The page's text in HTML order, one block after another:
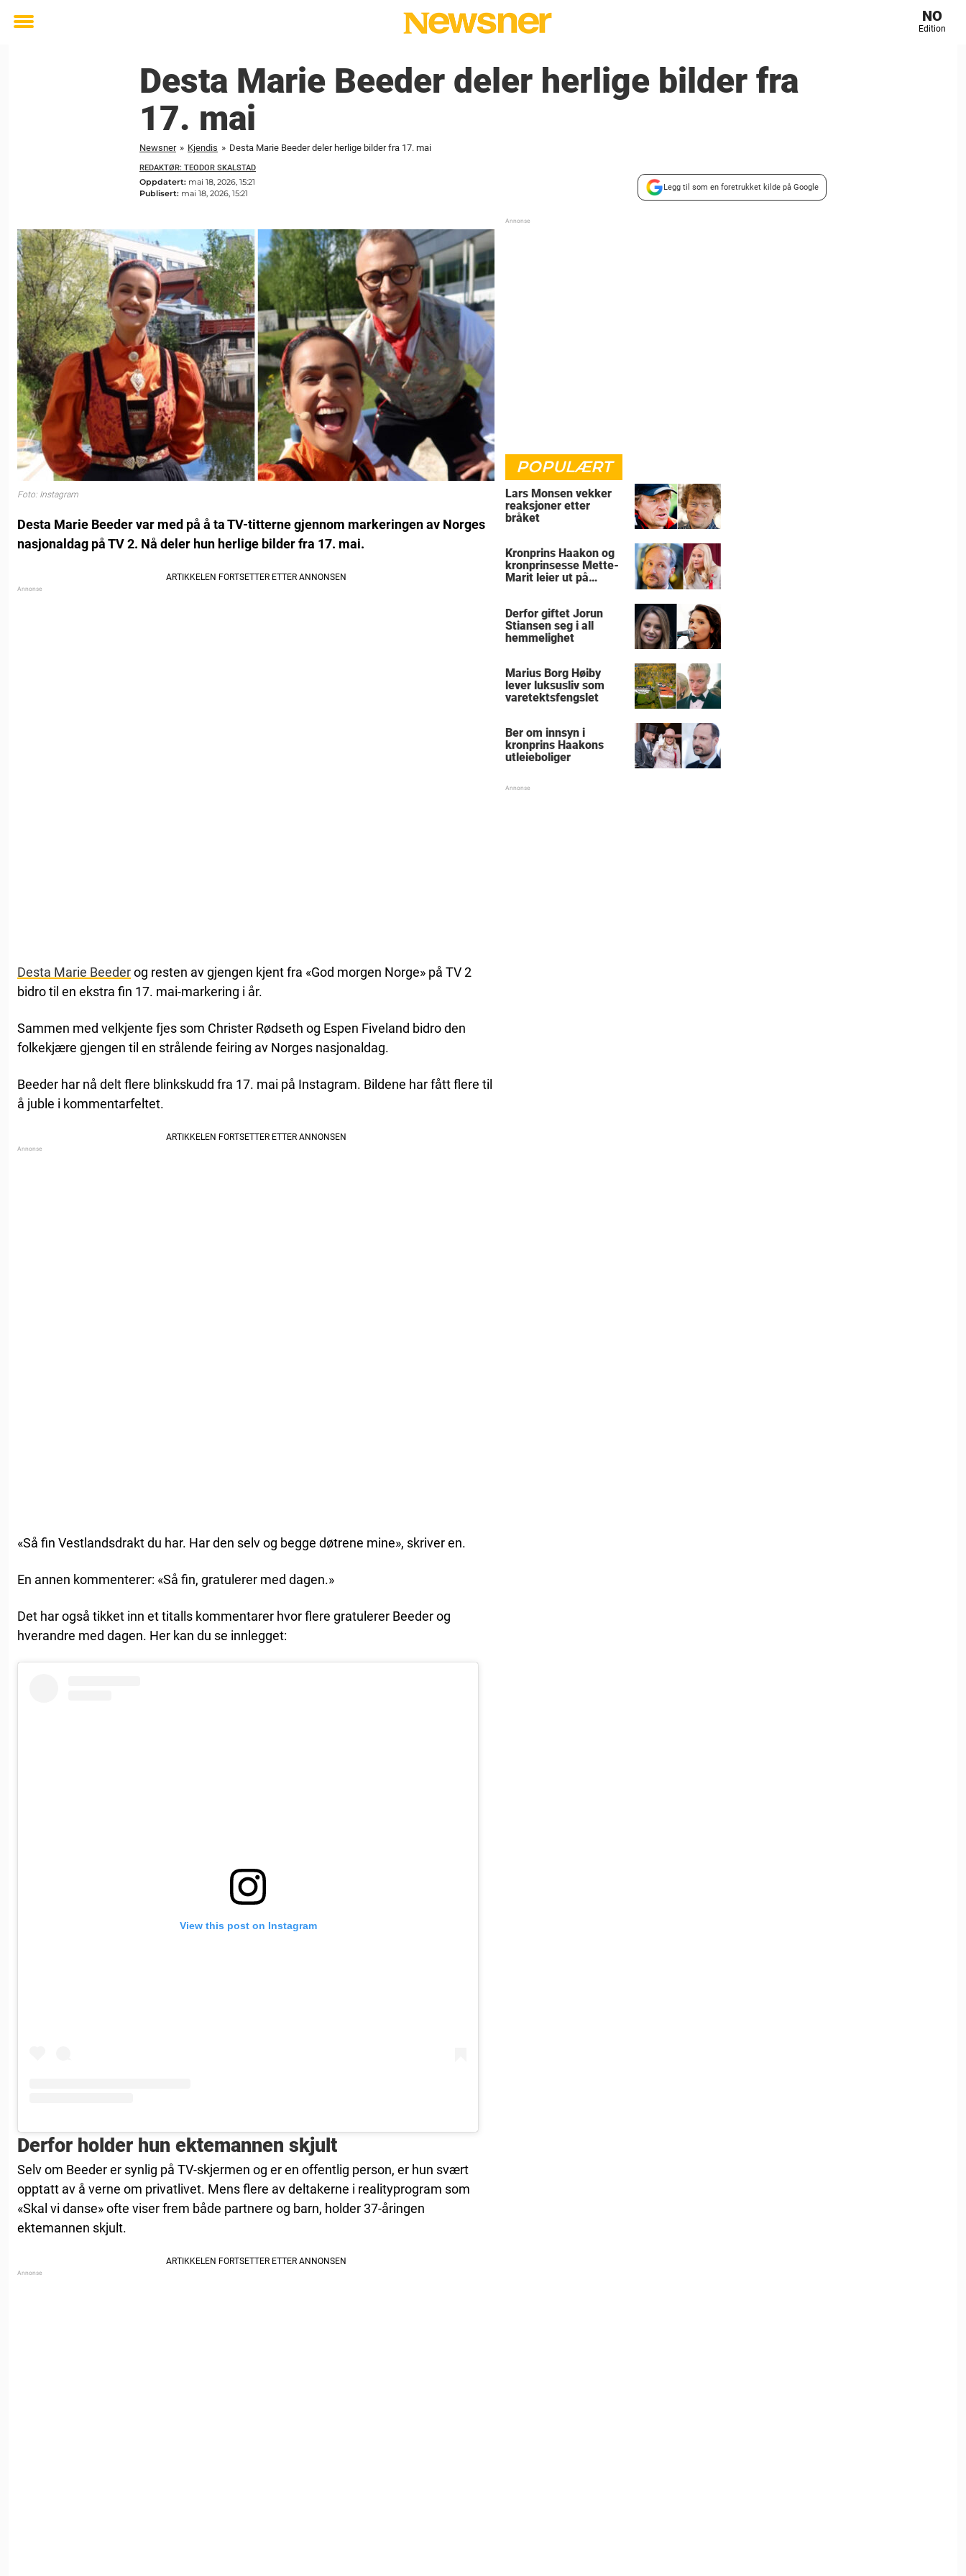
Toggle
NO
Edition
Desta Marie Beeder deler herlige bilder fra
17. mai
Newsner » Kjendis » Desta Marie Beeder deler herlige bilder fra 17. mai
REDAKTØR: TEODOR SKALSTAD
Oppdatert: mai 18, 2026, 15:21
Publisert: mai 18, 2026, 15:21
Legg til som en foretrukket kilde på Google
Foto: Instagram
Desta Marie Beeder var med på å ta TV-titterne gjennom markeringen av Norges
nasjonaldag på TV 2. Nå deler hun herlige bilder fra 17. mai.
Desta Marie Beederog resten av gjengen kjent fra «God morgen Norge» på TV 2
bidro til en ekstra fin 17. mai-markering i år.
Sammen med velkjente fjes som Christer Rødseth og Espen Fiveland bidro den
folkekjære gjengen til en strålende feiring av Norges nasjonaldag.
Beeder har nå delt flere blinkskudd fra 17. mai på Instagram. Bildene har fått flere til
å juble i kommentarfeltet.
«Så fin Vestlandsdrakt du har. Har den selv og begge døtrene mine», skriver en.
En annen kommenterer: «Så fin, gratulerer med dagen.»
Det har også tikket inn et titalls kommentarer hvor flere gratulerer Beeder og
hverandre med dagen. Her kan du se innlegget:
View this post on Instagram
Derfor holder hun ektemannen skjult
Selv om Beeder er synlig på TV-skjermen og er en offentlig person, er hun svært
opptatt av å verne om privatlivet. Mens flere av deltakerne i realityprogram som
«Skal vi danse» ofte viser frem både partnere og barn, holder 37-åringen
ektemannen skjult.
POPULÆRT
Lars Monsen vekker
reaksjoner etter
bråket
Kronprins Haakon og
kronprinsesse Mette-
Marit leier ut på
Derfor giftet Jorun
Stiansen seg i all
hemmelighet
Marius Borg Høiby
lever luksusliv som
varetektsfengslet
Ber om innsyn i
kronprins Haakons
utleieboliger